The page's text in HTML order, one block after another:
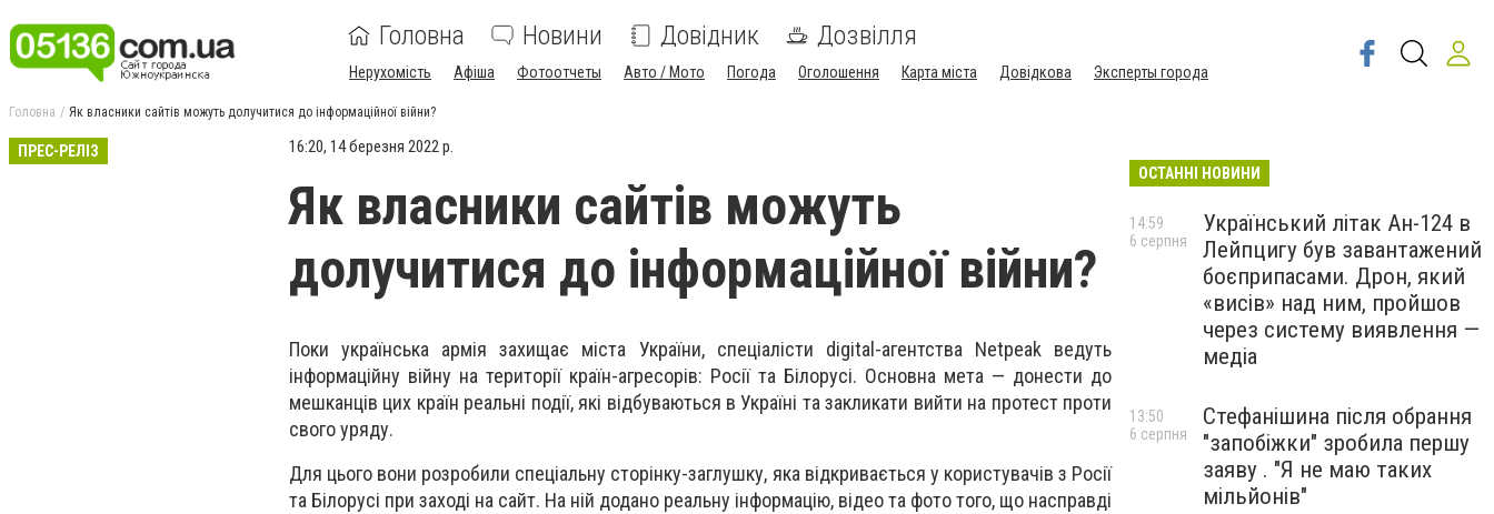
Головна Новини Довідник Дозвілля
Нерухомість Афіша Фотоотчеты Авто / Мото Погода Оголошення Карта міста Довідкова Эксперты города
Головна Як власники сайтів можуть долучитися до інформаційної війни?
ПРЕС-РЕЛІЗ 16:20, 14 березня 2022 р.
Як власники сайтів можуть
долучитися до інформаційної війни?
Поки українська армія захищає міста України, спеціалісти digital-агентства Netpeak ведуть
інформаційну війну на території країн-агресорів: Росії та Білорусі. Основна мета — донести до
мешканців цих країн реальні події, які відбуваються в Україні та закликати вийти на протест проти
свого уряду.
Для цього вони розробили спеціальну сторінку-заглушку, яка відкривається у користувачів з Росії
та Білорусі при заході на сайт. На ній додано реальну інформацію, відео та фото того, що насправді
ОСТАННІ НОВИНИ
Український літак Ан-124 в
Лейпцигу був завантажений
боєприпасами. Дрон, який
«висів» над ним, пройшов
через систему виявлення —
медіа
14:59
6 серпня
Стефанішина після обрання
"запобіжки" зробила першу
заяву . "Я не маю таких
мільйонів"
13:50
6 серпня